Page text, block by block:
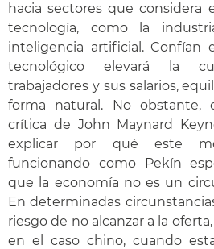
hacia sectores que considera
tecnología, como la
inteligencia artificial. Confían
tecnológico elevará la
trabajadores y sus salarios,
forma natural. No obstante,
crítica de John Maynard
explicar por qué este
funcionando como Pekín
que la economía no es un
En determinadas
riesgo de no alcanzar a la
en el caso chino, cuando